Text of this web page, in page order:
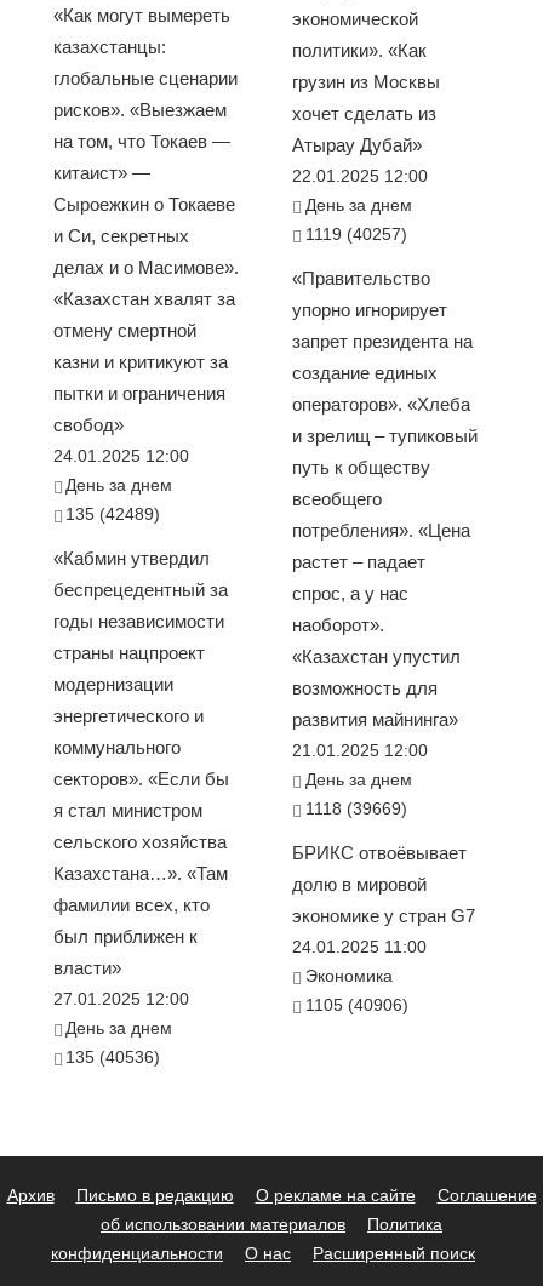
«Как могут вымереть
казахстанцы:
глобальные сценарии
рисков». «Выезжаем
на том, что Токаев —
китаист» —
Сыроежкин о Токаеве
и Си, секретных
делах и о Масимове».
«Казахстан хвалят за
отмену смертной
казни и критикуют за
пытки и ограничения
свобод»
24.01.2025 12:00
День за днем
135 (42489)
«Кабмин утвердил
беспрецедентный за
годы независимости
страны нацпроект
модернизации
энергетического и
коммунального
секторов». «Если бы
я стал министром
сельского хозяйства
Казахстана…». «Там
фамилии всех, кто
был приближен к
власти»
27.01.2025 12:00
День за днем
135 (40536)
экономической
политики». «Как
грузин из Москвы
хочет сделать из
Атырау Дубай»
22.01.2025 12:00
День за днем
1119 (40257)
«Правительство
упорно игнорирует
запрет президента на
создание единых
операторов». «Хлеба
и зрелищ – тупиковый
путь к обществу
всеобщего
потребления». «Цена
растет – падает
спрос, а у нас
наоборот».
«Казахстан упустил
возможность для
развития майнинга»
21.01.2025 12:00
День за днем
1118 (39669)
БРИКС отвоёвывает
долю в мировой
экономике у стран G7
24.01.2025 11:00
Экономика
1105 (40906)
Архив Письмо в редакцию О рекламе на сайте
Соглашение
об использовании материалов
Политика
конфиденциальности
О нас Расширенный поиск